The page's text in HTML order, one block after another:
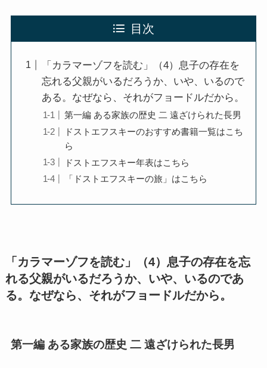
第三次インド遠征～ブッダゆかりの地を巡る旅
仏教コラム＋α
プロフィール
仏教コラム・法話
お知らせ
インド思想と文化、歴史
スリランカ、ネパール、東南アジアの仏教
目次
「カラマーゾフを読む」（4）息子の存在を
忘れる父親がいるだろうか、いや、いるので
ある。なぜなら、それがフョードルだから。
第一編 ある家族の歴史 二 遠ざけられた長男
ドストエフスキーのおすすめ書籍一覧はこち
ら
ドストエフスキー年表はこちら
「ドストエフスキーの旅」はこちら
「カラマーゾフを読む」（4）息子の存在を忘
れる父親がいるだろうか、いや、いるのであ
る。なぜなら、それがフョードルだから。
第一編 ある家族の歴史 二 遠ざけられた長男